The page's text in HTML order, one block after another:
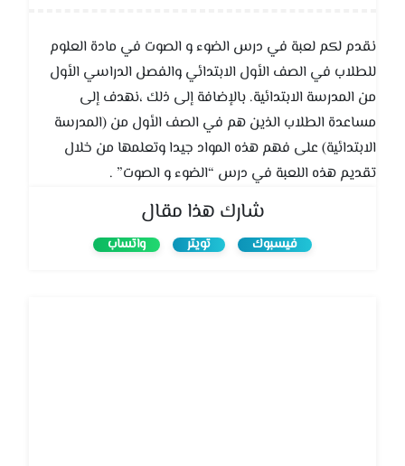
نقدم لكم لعبة في درس الضوء و الصوت في مادة العلوم
للطلاب في الصف الأول الابتدائي والفصل الدراسي الأول
من المدرسة الابتدائية. بالإضافة إلى ذلك ،نهدف إلى
مساعدة الطلاب الذين هم في الصف الأول من (المدرسة
الابتدائية) على فهم هذه المواد جيدا وتعلمها من خلال
تقديم هذه اللعبة في درس “الضوء و الصوت” .
شارك هذا مقال
فيسبوك تويتر واتساب